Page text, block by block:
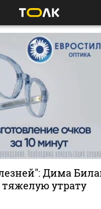
Дима
утрату